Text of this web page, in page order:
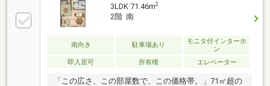
3LDK 71.46m2
2階 南
南向き 駐車場あり
モニタ付インターホ
ン
即入居可
所有権 エレベーター
「この広さ、この部屋数で、この価格帯。」71㎡超の